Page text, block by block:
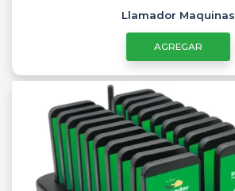
Llamador Maquinas
AGREGAR